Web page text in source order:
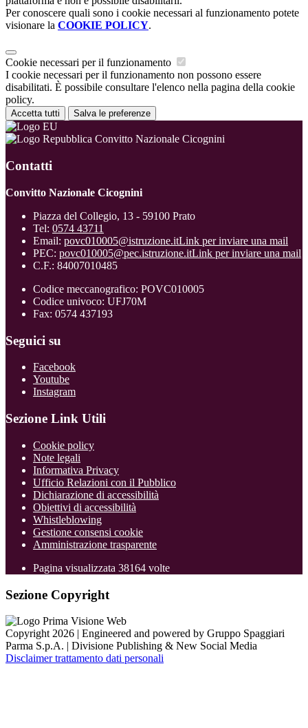
Per conoscere quali sono i cookie necessari al funzionamento potete
visionare la COOKIE POLICY.
Cookie necessari per il funzionamento
I cookie necessari per il funzionamento non possono essere
disabilitati. È possibile consultare l'elenco nella pagina della cookie
policy.
Accetta tutti Salva le preferenze
Convitto Nazionale Cicognini
Contatti
Convitto Nazionale Cicognini
Piazza del Collegio, 13 - 59100 Prato
Tel: 0574 43711
Email: povc010005@istruzione.itLink per inviare una mail
PEC: povc010005@pec.istruzione.itLink per inviare una mail
C.F.: 84007010485
Codice meccanografico: POVC010005
Codice univoco: UFJ70M
Fax: 0574 437193
Seguici su
Facebook
Youtube
Instagram
Sezione Link Utili
Cookie policy
Note legali
Informativa Privacy
Ufficio Relazioni con il Pubblico
Dichiarazione di accessibilità
Obiettivi di accessibilità
Whistleblowing
Gestione consensi cookie
Amministrazione trasparente
Pagina visualizzata 38164 volte
Sezione Copyright
Copyright 2026 | Engineered and powered by Gruppo Spaggiari
Parma S.p.A. | Divisione Publishing & New Social Media
Disclaimer trattamento dati personali